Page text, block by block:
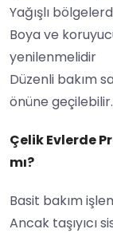
Yağışlı
Boya ve
yenilenmelidir
Düzenli bakım
önüne geçilebilir.
Çelik Evlerde
mı?
Basit bakım
Ancak taşıyıcı